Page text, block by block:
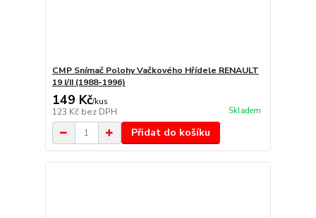
CMP Snímač Polohy Vačkového Hřídele RENAULT
19 I/II (1988-1996)
149 Kč/kus
123 Kč bez DPH Skladem
Přidat do košíku